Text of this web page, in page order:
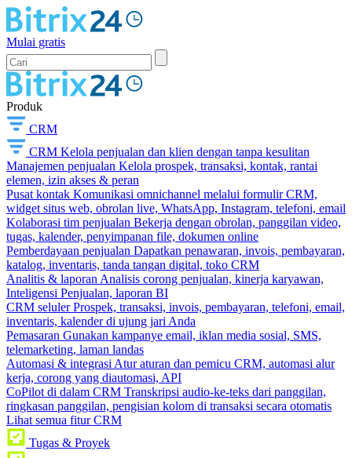
Mulai gratis
Produk
CRM
CRM Kelola penjualan dan klien dengan tanpa kesulitan
Manajemen penjualan Kelola prospek, transaksi, kontak, rantai
elemen, izin akses & peran
Pusat kontak Komunikasi omnichannel melalui formulir CRM,
widget situs web, obrolan live, WhatsApp, Instagram, telefoni, email
Kolaborasi tim penjualan Bekerja dengan obrolan, panggilan video,
tugas, kalender, penyimpanan file, dokumen online
Pemberdayaan penjualan Dapatkan penawaran, invois, pembayaran,
katalog, inventaris, tanda tangan digital, toko CRM
Analitis & laporan Analisis corong penjualan, kinerja karyawan,
Inteligensi Penjualan, laporan BI
CRM seluler Prospek, transaksi, invois, pembayaran, telefoni, email,
inventaris, kalender di ujung jari Anda
Pemasaran Gunakan kampanye email, iklan media sosial, SMS,
telemarketing, laman landas
Automasi & integrasi Atur aturan dan pemicu CRM, automasi alur
kerja, corong yang diautomasi, API
CoPilot di dalam CRM Transkripsi audio-ke-teks dari panggilan,
ringkasan panggilan, pengisian kolom di transaksi secara otomatis
Lihat semua fitur CRM
Tugas & Proyek